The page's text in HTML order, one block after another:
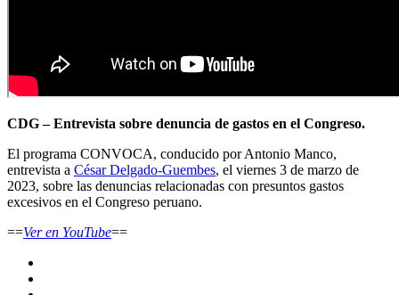
CDG – Entrevista sobre denuncia de gastos en el Congreso.
El programa CONVOCA, conducido por Antonio Manco,
entrevista a César Delgado-Guembes, el viernes 3 de marzo de
2023, sobre las denuncias relacionadas con presuntos gastos
excesivos en el Congreso peruano.
==Ver en YouTube==